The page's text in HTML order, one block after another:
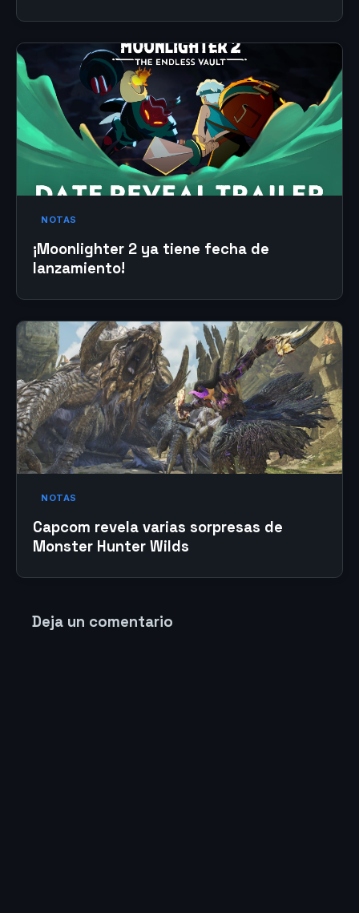
NOTAS
¡Moonlighter 2 ya tiene fecha de
lanzamiento!
NOTAS
Capcom revela varias sorpresas de
Monster Hunter Wilds
Deja un comentario